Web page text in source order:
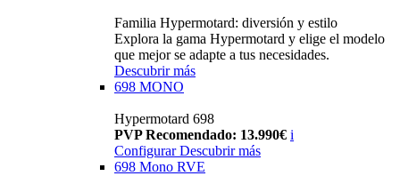
Familia Hypermotard: diversión y estilo
Explora la gama Hypermotard y elige el modelo
que mejor se adapte a tus necesidades.
Descubrir más
698 MONO
Hypermotard 698
PVP Recomendado: 13.990€ i
ConfigurarDescubrir más
698 Mono RVE